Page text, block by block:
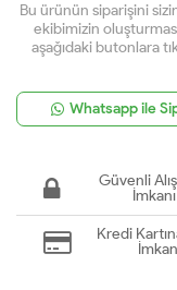
Bu ürünün siparişini
ekibimizin
aşağıdaki butonlara
Whatsapp ile
Güvenli
İmkanı
Kredi